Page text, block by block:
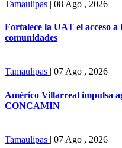
Tamaulipas | 08 Ago , 2026 |
Fortalece la UAT el acceso
comunidades
Tamaulipas | 07 Ago , 2026 |
Américo Villarreal impulsa
CONCAMIN
Tamaulipas | 07 Ago , 2026 |